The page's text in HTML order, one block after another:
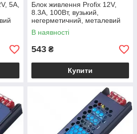
5A,
Блок живлення Profix 12V,
8.3A, 100Вт, вузький,
негерметичний, металевий
корпус
В наявності
543 ₴
Купити